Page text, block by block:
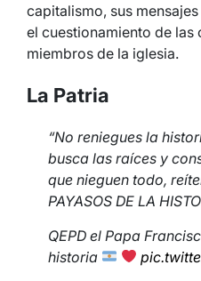
capitalismo, sus
el cuestionamiento de
miembros de la iglesia.
La Patria
“No reniegues la
busca las raíces y
que nieguen todo,
PAYASOS DE LA
QEPD el Papa
historia